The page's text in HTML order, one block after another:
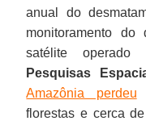
anual do
monitoramento do
satélite
Pesquisas
Amazônia perdeu
florestas e cerca